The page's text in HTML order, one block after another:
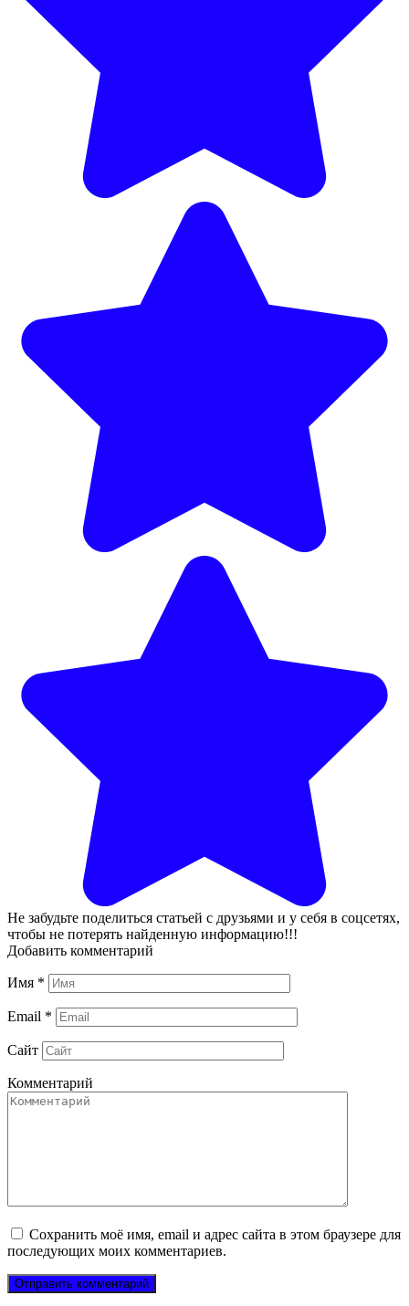
Не забудьте поделиться статьей с друзьями и у себя в соцсетях,
чтобы не потерять найденную информацию!!!
Добавить комментарий
Имя *
Email *
Сайт
Комментарий
Сохранить моё имя, email и адрес сайта в этом браузере для
последующих моих комментариев.